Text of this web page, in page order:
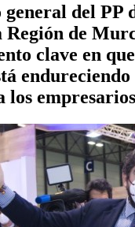
del PP
Región de
clave en
endureciendo
los